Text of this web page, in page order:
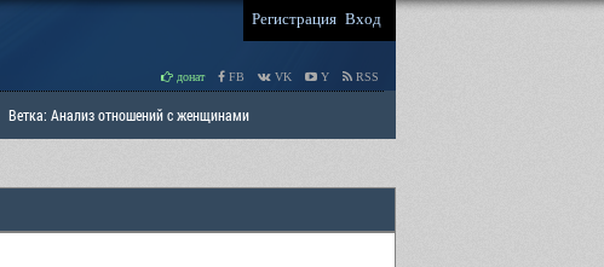
Регистрация Вход
донат FB VK Y RSS
Ветка: Анализ отношений с женщинами